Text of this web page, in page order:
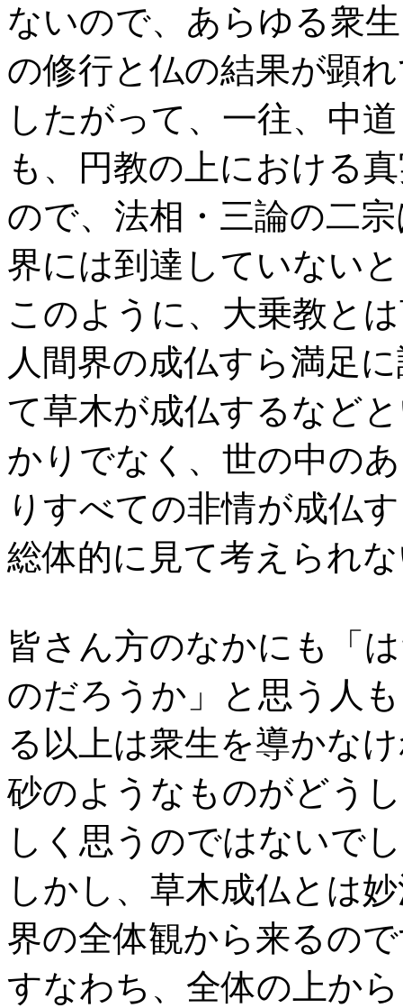
ないので、あらゆる衆
の修行と仏の結果が顕
したがって、一往、中
も、円教の上における
ので、法相・三論の二
界には到達していない
このように、大乗教と
人間界の成仏すら満足
て草木が成仏するなど
かりでなく、世の中の
りすべての非情が成仏
総体的に見て考えられ
皆さん方のなかにも「
のだろうか」と思う人
る以上は衆生を導かな
砂のようなものがどう
しく思うのではないで
しかし、草木成仏とは
界の全体観から来るの
すなわち、全体の上か